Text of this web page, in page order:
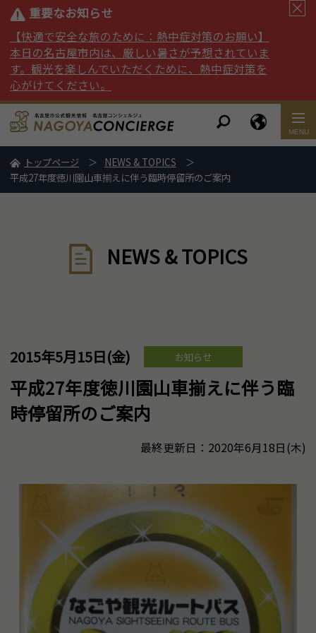
重要なお知らせ
【快適で安全な旅のために：熱中症対策のお願い】
本日の名古屋市内は、厳しい暑さが予想されていま
す。観光を楽しんでいただくために、熱中症対策を
心がけてください。
トップページ
NEWS & TOPICS
平成27年度徳川園山車揃えに伴う臨時停留所のご案内
NEWS & TOPICS
2015年5月15日(金) お知らせ
平成27年度徳川園山車揃えに伴う臨
時停留所のご案内
最終更新日：2020年6月18日(木)